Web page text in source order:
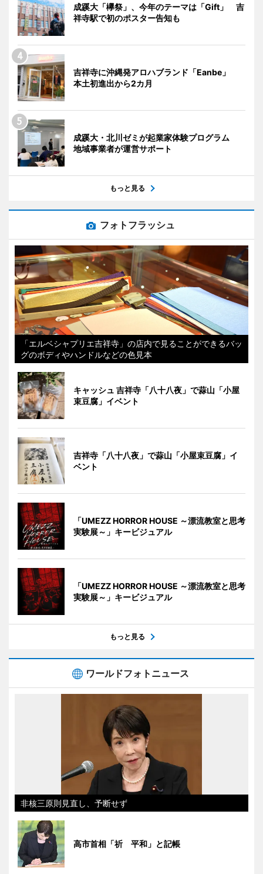
成蹊大「欅祭」、今年のテーマは「Gift」 吉
祥寺駅で初のポスター告知も
吉祥寺に沖縄発アロハブランド「Eanbe」
本土初進出から2カ月
成蹊大・北川ゼミが起業家体験プログラム
地域事業者が運営サポート
もっと見る
フォトフラッシュ
「エルベシャプリエ吉祥寺」の店内で見ることができるバッ
グのボディやハンドルなどの色見本
キャッシュ 吉祥寺「八十八夜」で蒜山「小屋
束豆腐」イベント
吉祥寺「八十八夜」で蒜山「小屋束豆腐」イ
ベント
「UMEZZ HORROR HOUSE ～漂流教室と思考
実験展～」キービジュアル
「UMEZZ HORROR HOUSE ～漂流教室と思考
実験展～」キービジュアル
もっと見る
ワールドフォトニュース
非核三原則見直し、予断せず
高市首相「祈 平和」と記帳